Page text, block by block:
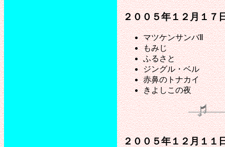
２００５年１２月１
マツケンサンバⅡ
もみじ
ふるさと
ジングル・ベル
赤鼻のトナカイ
きよしこの夜
２００５年１２月１１